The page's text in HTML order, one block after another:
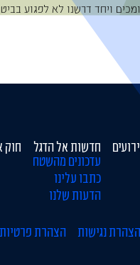
ויחד דרשנו לא לפגוע
חדשות אל הדגל
עדכונים מהשטח
כתבו עלינו
הדעות שלנו
חוק
הצהרת נגישות הצהרת פרטיות